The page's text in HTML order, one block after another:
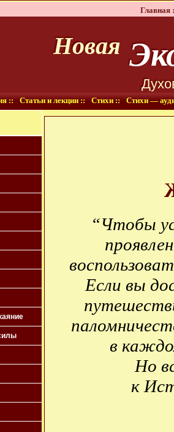
Главная
Новая
:: Статьи и лекции :: Стихи :: Стихи —
“Чтобы
Если вы
в
Но
к